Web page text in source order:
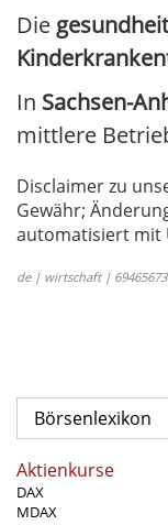
Die
In Sachsen-
mittlere
Disclaimer zu
Gewähr;
automatisiert mit
de | wirtschaft |
Börsenlexikon
Aktienkurse
DAX
MDAX